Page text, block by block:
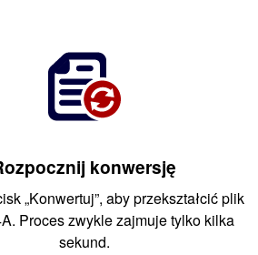
konwersję
„Konwertuj”, aby przekształcić plik
Proces zwykle zajmuje tylko kilka
sekund.